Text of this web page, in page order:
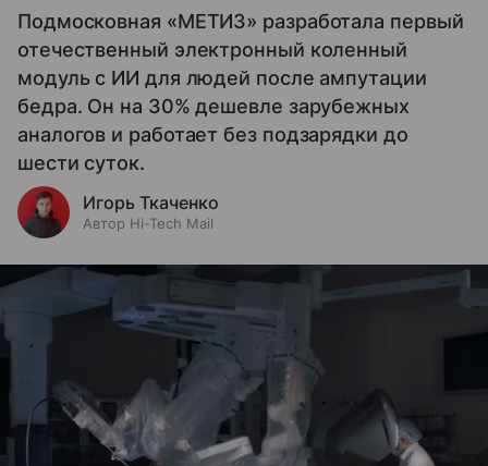
Подмосковная «МЕТИЗ» разработала первый
отечественный электронный коленный
модуль с ИИ для людей после ампутации
бедра. Он на 30% дешевле зарубежных
аналогов и работает без подзарядки до
шести суток.
Игорь Ткаченко
Автор Hi-Tech Mail